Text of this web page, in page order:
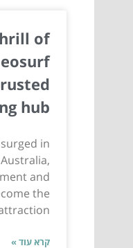
of
hub
in
and
the
קרא עוד »